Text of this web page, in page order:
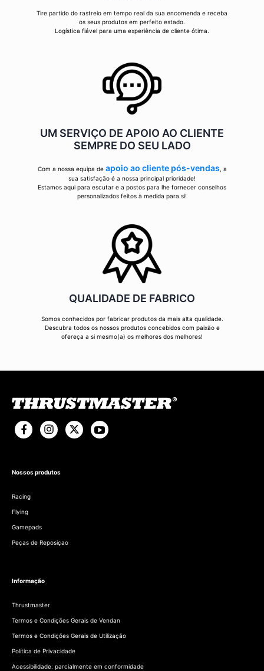
Tire partido do rastreio em tempo real da sua encomenda e receba
os seus produtos em perfeito estado.
Logística fiável para uma experiência de cliente ótima.
UM SERVIÇO DE APOIO AO CLIENTE
SEMPRE DO SEU LADO
Com a nossa equipa de apoio ao cliente pós-vendas , a
sua satisfação é a nossa principal prioridade!
Estamos aqui para escutar e a postos para lhe fornecer conselhos
personalizados feitos à medida para si!
QUALIDADE DE FABRICO
Somos conhecidos por fabricar produtos da mais alta qualidade.
Descubra todos os nossos produtos concebidos com paixão e
ofereça a si mesmo(a) os melhores dos melhores!
Nossos produtos
Racing
Flying
Gamepads
Peças de Reposiçao
Informação
Thrustmaster
Termos e Condições Gerais de Vendan
Termos e Condições Gerais de Utilização
Política de Privacidade
Acessibilidade: parcialmente em conformidade